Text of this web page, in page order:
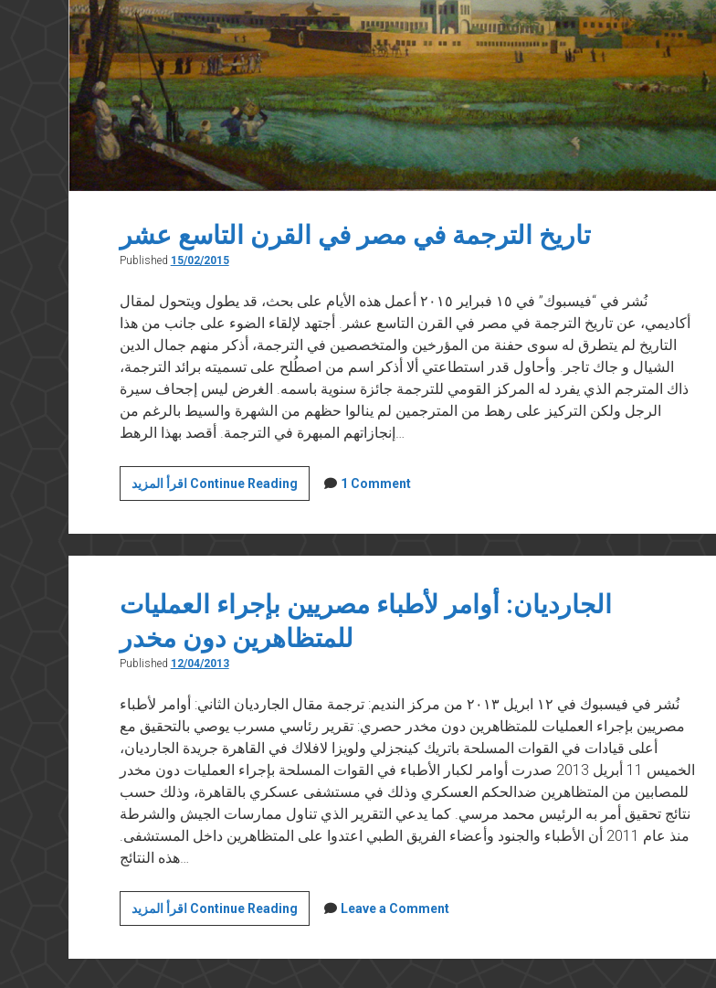
تاريخ الترجمة في مصر في القرن التاسع عشر
Published 15/02/2015
نُشر في “فيسبوك” في ١٥ فبراير ٢٠١٥ أعمل هذه الأيام على بحث، قد يطول ويتحول لمقال
أكاديمي، عن تاريخ الترجمة في مصر في القرن التاسع عشر. أجتهد لإلقاء الضوء على جانب من هذا
التاريخ لم يتطرق له سوى حفنة من المؤرخين والمتخصصين في الترجمة، أذكر منهم جمال الدين
الشيال و جاك تاجر. وأحاول قدر استطاعتي ألا أذكر اسم من اصطُلح على تسميته برائد الترجمة،
ذاك المترجم الذي يفرد له المركز القومي للترجمة جائزة سنوية باسمه. الغرض ليس إجحاف سيرة
الرجل ولكن التركيز على رهط من المترجمين لم ينالوا حظهم من الشهرة والسيط بالرغم من
إنجازاتهم المبهرة في الترجمة. أقصد بهذا الرهط…
اقرأ المزيد Continue Readingتاريخ
الترجمة
التاسع
عشر
1 Comment
الجارديان: أوامر لأطباء مصريين بإجراء العمليات
للمتظاهرين دون مخدر
Published 12/04/2013
نُشر في فيسبوك في ١٢ ابريل ٢٠١٣ من مركز النديم: ترجمة مقال الجارديان الثاني: أوامر لأطباء
مصريين بإجراء العمليات للمتظاهرين دون مخدر حصري: تقرير رئاسي مسرب يوصي بالتحقيق مع
أعلى قيادات في القوات المسلحة باتريك كينجزلي ولويزا لافلاك في القاهرة جريدة الجارديان،
الخميس 11 أبريل 2013 صدرت أوامر لكبار الأطباء في القوات المسلحة بإجراء العمليات دون مخدر
للمصابين من المتظاهرين ضدالحكم العسكري وذلك في مستشفى عسكري بالقاهرة، وذلك حسب
نتائج تحقيق أمر به الرئيس محمد مرسي. كما يدعي التقرير الذي تناول ممارسات الجيش والشرطة
منذ عام 2011 أن الأطباء والجنود وأعضاء الفريق الطبي اعتدوا على المتظاهرين داخل المستشفى.
هذه النتائج…
اقرأ المزيد Continue Readingالجارديان:
أوامر
Leave a Comment